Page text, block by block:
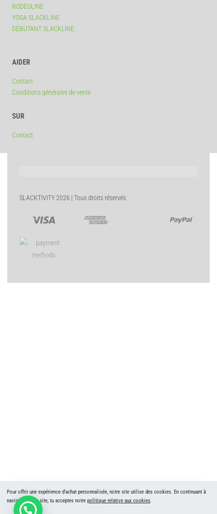
RODEOLINE
YOGA SLACKLINE
DÉBUTANT SLACKLINE
AIDER
Contact
Conditions générales de vente
SUR
Contact
SLACKTIVITY 2026 | Tous droits réservés
Pour offrir une expérience d'achat personnalisée, notre site utilise des cookies. En continuant à
naviguer sur ce site, tu acceptes notrepolitique relative aux cookies.